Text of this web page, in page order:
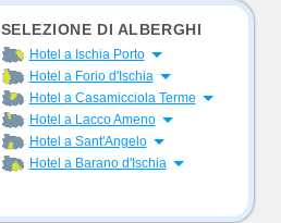
SELEZIONE DI ALBERGHI
Hotel a Ischia Porto Apri menu
Hotel a Forio d'Ischia Apri menu
Hotel a Casamicciola Terme Apri menu
Hotel a Lacco Ameno Apri menu
Hotel a Sant'Angelo Apri menu
Hotel a Barano d'Ischia Apri menu